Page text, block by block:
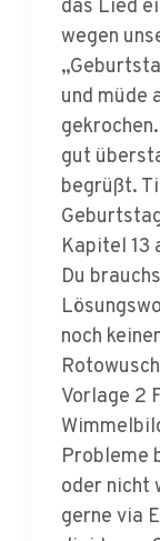
und müde
gut
begrüßt.
Kapitel 13
Du
noch
Vorlage 2
Probleme
oder nicht
gerne via
de Ihr